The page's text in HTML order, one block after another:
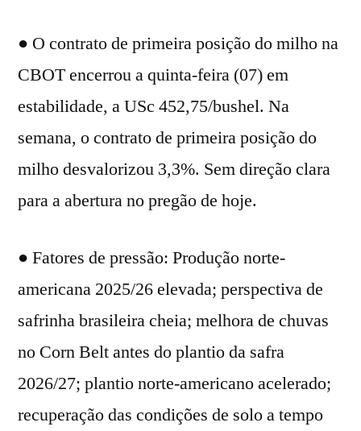
● O contrato de primeira posição do milho na
CBOT encerrou a quinta-feira (07) em
estabilidade, a USc 452,75/bushel. Na
semana, o contrato de primeira posição do
milho desvalorizou 3,3%. Sem direção clara
para a abertura no pregão de hoje.
● Fatores de pressão: Produção norte-
americana 2025/26 elevada; perspectiva de
safrinha brasileira cheia; melhora de chuvas
no Corn Belt antes do plantio da safra
2026/27; plantio norte-americano acelerado;
recuperação das condições de solo a tempo